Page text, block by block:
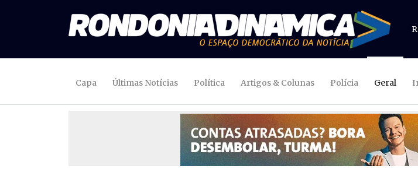
Capa Últimas Notícias Política Artigos & Colunas Polícia Geral